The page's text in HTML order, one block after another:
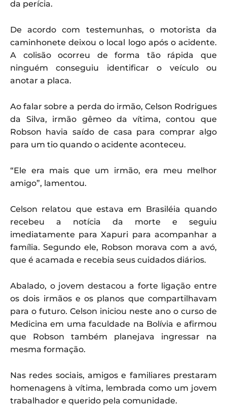
da perícia.
De acordo com testemunhas, o motorista da
caminhonete deixou o local logo após o acidente.
A colisão ocorreu de forma tão rápida que
ninguém conseguiu identificar o veículo ou
anotar a placa.
Ao falar sobre a perda do irmão, Celson Rodrigues
da Silva, irmão gêmeo da vítima, contou que
Robson havia saído de casa para comprar algo
para um tio quando o acidente aconteceu.
“Ele era mais que um irmão, era meu melhor
amigo”, lamentou.
Celson relatou que estava em Brasiléia quando
recebeu a notícia da morte e seguiu
imediatamente para Xapuri para acompanhar a
família. Segundo ele, Robson morava com a avó,
que é acamada e recebia seus cuidados diários.
Abalado, o jovem destacou a forte ligação entre
os dois irmãos e os planos que compartilhavam
para o futuro. Celson iniciou neste ano o curso de
Medicina em uma faculdade na Bolívia e afirmou
que Robson também planejava ingressar na
mesma formação.
Nas redes sociais, amigos e familiares prestaram
homenagens à vítima, lembrada como um jovem
trabalhador e querido pela comunidade.